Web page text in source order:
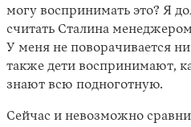
могу воспринимать это? Я
считать Сталина
У меня не поворачивается
также дети воспринимают,
знают всю подноготную.
Сейчас и невозможно